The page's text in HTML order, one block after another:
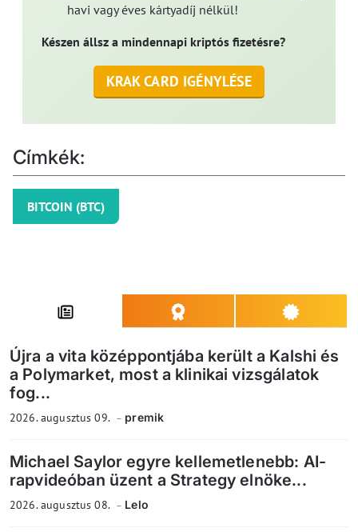
havi vagy éves kártyadíj nélkül!
Készen állsz a mindennapi kriptós fizetésre?
KRAK CARD IGÉNYLÉSE
Címkék:
BITCOIN (BTC)
Újra a vita középpontjába került a Kalshi és
a Polymarket, most a klinikai vizsgálatok
fog...
2026. augusztus 09. premik
Michael Saylor egyre kellemetlenebb: AI-
rapvideóban üzent a Strategy elnöke...
2026. augusztus 08. Lelo